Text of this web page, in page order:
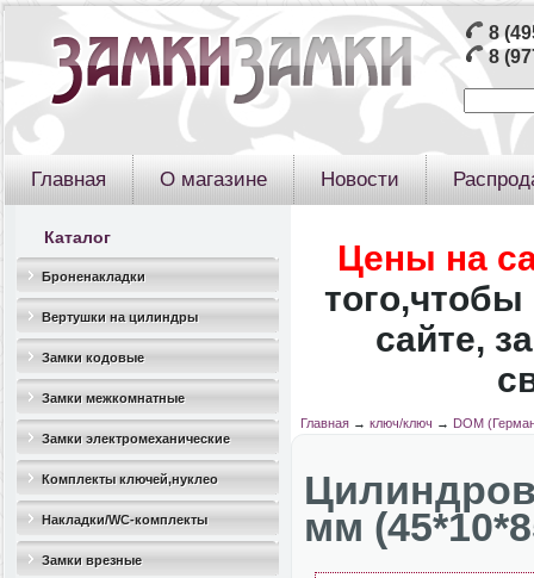
8
8
Главная О магазине Новости
Каталог
Броненакладки
Вертушки на цилиндры
Замки кодовые
Замки межкомнатные
Замки электромеханические
Комплекты ключей,нуклео
Накладки/WC-комплекты
Замки врезные
Цены на
того,чтобы
сайте,
Главная→ ключ/ключ → DOM
мм